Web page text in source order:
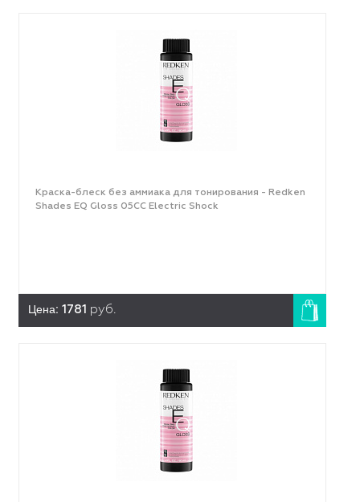
Краска-блеск без аммиака для тонирования - Redken
Shades EQ Gloss 05CC Electric Shock
Цена: 1781 руб.